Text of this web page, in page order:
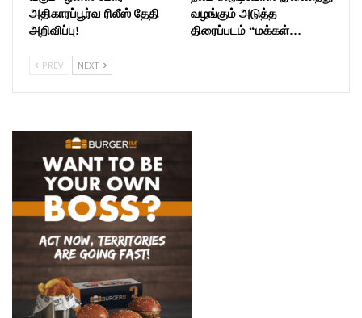
அதிகாரப்பூர்வ ரிலீஸ் தேதி
அறிவிப்பு!
வழங்கும் அடுத்த
திரைப்படம் “மக்கள்…
PREV NEXT